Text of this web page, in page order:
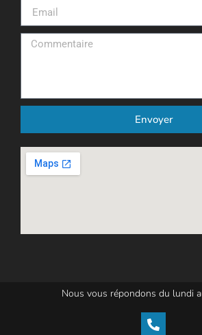
Envoyer
Nous vous répondons du lundi